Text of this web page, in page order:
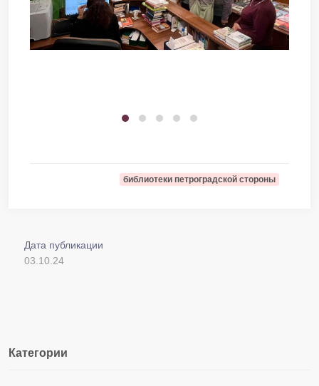
библиотеки петроградской стороны
Дата публикации
03.10.24
Категории